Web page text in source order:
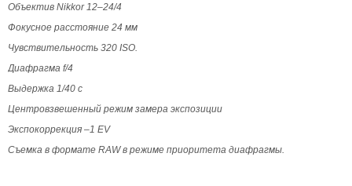
Объектив Nikkor 12–24/4
Фокусное расстояние 24 мм
Чувствительность 320 ISO.
Диафрагма f/4
Выдержка 1/40 с
Центровзвешенный режим замера экспозиции
Экспокоррекция –1 EV
Съемка в формате RAW в режиме приоритета диафрагмы.